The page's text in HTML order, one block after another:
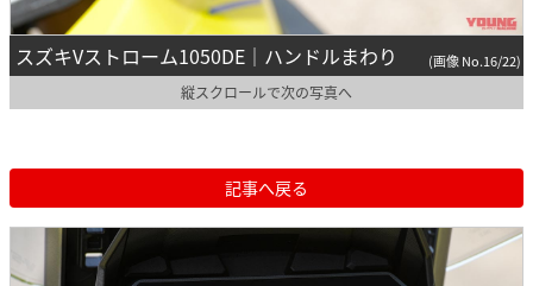
スズキVストローム1050DE｜ハンドルまわり (画像 No.16/22)
縦スクロールで次の写真へ
記事へ戻る